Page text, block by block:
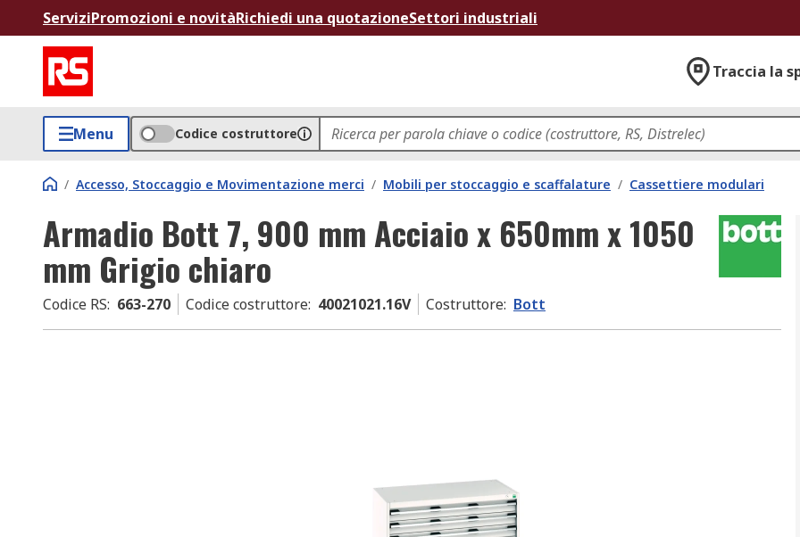
ServiziPromozioni e novitàRichiedi una quotazioneSettori industriali
Traccia la
Menu Codice costruttore
/ Accesso, Stoccaggio e Movimentazione merci / Mobili per stoccaggio e scaffalature / Cassettiere modulari
Armadio Bott 7, 900 mm Acciaio x 650mm x 1050
mm Grigio chiaro
Codice RS: 663-270 Codice costruttore: 40021021.16V Costruttore: Bott